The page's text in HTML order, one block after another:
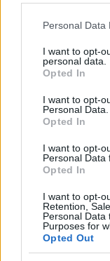
Please note that
not limited to your
grant or deny
use your data for
consent section.
Personal Data
I want to opt-
personal data.
Opted In
I want to opt-
Personal Data.
Opted In
I want to opt-
Personal Data
Opted In
I want to opt-
Retention,
Personal Data
Purposes for
Opted Out
TIPPELJ ÉS VIDD EL!
ADÁSRÉSZLETEK
AUTÓ #
TRAMBULIN
Népszerű